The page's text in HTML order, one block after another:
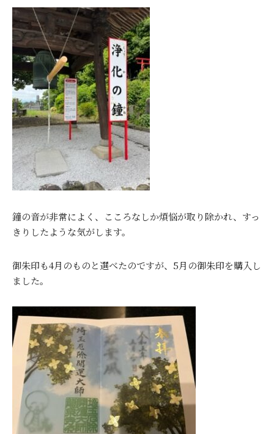
鐘の音が非常によく、こころなしか煩悩が取り除かれ、すっ
きりしたような気がします。
御朱印も4月のものと選べたのですが、5月の御朱印を購入し
ました。